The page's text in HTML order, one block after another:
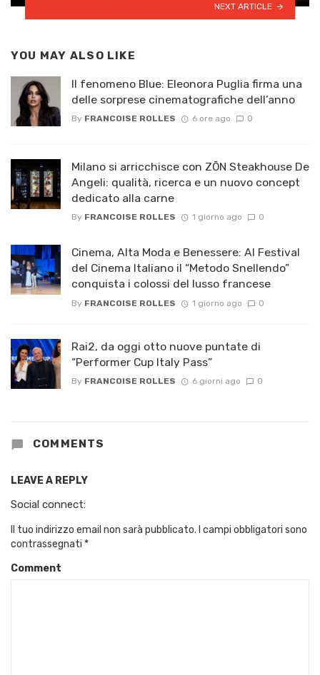
NEXT ARTICLE
YOU MAY ALSO LIKE
Il fenomeno Blue: Eleonora Puglia firma una
delle sorprese cinematografiche dell’anno
By FRANCOISE ROLLES 6 ore ago 0
Milano si arricchisce con ZŌN Steakhouse De
Angeli: qualità, ricerca e un nuovo concept
dedicato alla carne
By FRANCOISE ROLLES 1 giorno ago 0
Cinema, Alta Moda e Benessere: Al Festival
del Cinema Italiano il “Metodo Snellendo”
conquista i colossi del lusso francese
By FRANCOISE ROLLES 1 giorno ago 0
Rai2, da oggi otto nuove puntate di
“Performer Cup Italy Pass”
By FRANCOISE ROLLES 6 giorni ago 0
COMMENTS
LEAVE A REPLY
Social connect:
Il tuo indirizzo email non sarà pubblicato. I campi obbligatori sono
contrassegnati *
Comment